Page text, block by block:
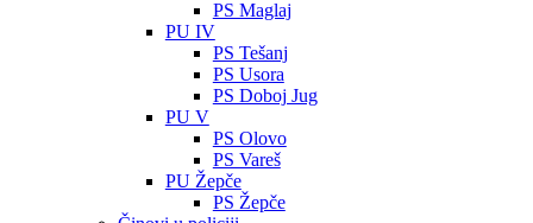
PS Maglaj
PU IV
PS Tešanj
PS Usora
PS Doboj Jug
PU V
PS Olovo
PS Vareš
PU Žepče
PS Žepče